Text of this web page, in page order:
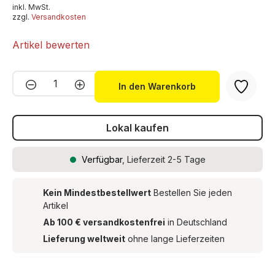
inkl. MwSt.
zzgl. Versandkosten
Artikel bewerten
Produkt Anzahl: Gib den
In den Warenkorb
Lokal kaufen
Verfügbar, Lieferzeit 2-5 Tage
Kein Mindestbestellwert Bestellen Sie jeden
Artikel
Ab 100 € versandkostenfrei in Deutschland
Lieferung weltweit ohne lange Lieferzeiten